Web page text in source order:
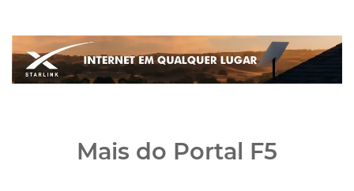
Mais do Portal F5